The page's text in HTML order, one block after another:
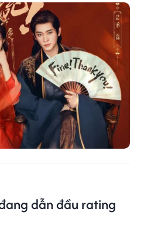
dẫn đầu rating